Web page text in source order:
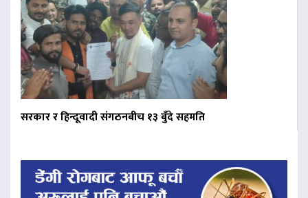
सरकार र हिन्दूवादी संगठनबीच १३ बुँदे सहमति